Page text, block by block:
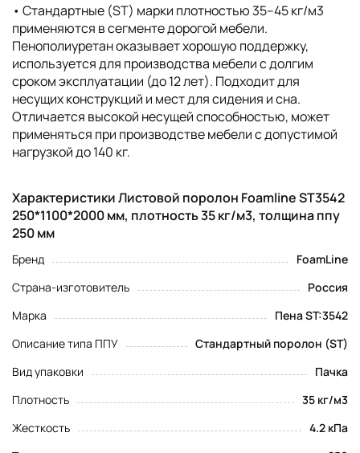
• Стандартные (ST) марки плотностью 35–45 кг/м3
применяются в сегменте дорогой мебели.
Пенополиуретан оказывает хорошую поддержку,
используется для производства мебели с долгим
сроком эксплуатации (до 12 лет). Подходит для
несущих конструкций и мест для сидения и сна.
Отличается высокой несущей способностью, может
применяться при производстве мебели с допустимой
нагрузкой до 140 кг.
Характеристики Листовой поролон Foamline ST3542
250*1100*2000 мм, плотность 35 кг/м3, толщина ппу
250 мм
Бренд
FoamLine
Страна-изготовитель
Россия
Марка
Пена ST:3542
Описание типа ППУ
Стандартный поролон (ST)
Вид упаковки
Пачка
Плотность
35 кг/м3
Жесткость
4.2 кПа